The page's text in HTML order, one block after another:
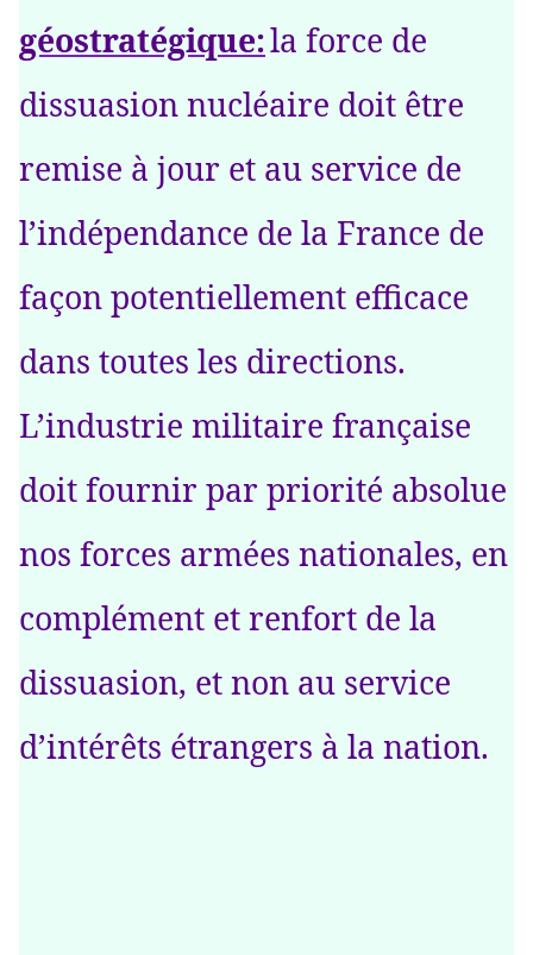
géostratégique:la force de
dissuasion nucléaire doit être
remise à jour et au service de
l’indépendance de la France de
façon potentiellement efficace
dans toutes les directions.
L’industrie militaire française
doit fournir par priorité absolue
nos forces armées nationales, en
complément et renfort de la
dissuasion, et non au service
d’intérêts étrangers à la nation.